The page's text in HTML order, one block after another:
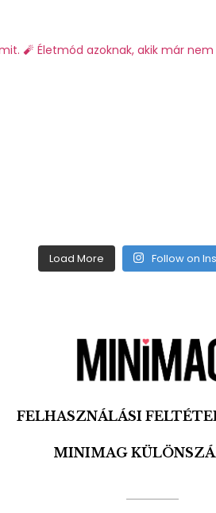
🧨 Életmód azoknak, akik már
Load More Follow on
FELHASZNÁLÁSI
MINIMAG